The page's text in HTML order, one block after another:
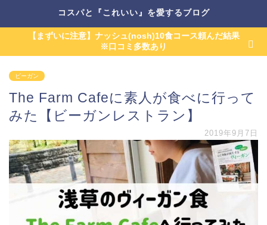
コスパと『これいい』を愛するブログ
【まずいに注意】ナッシュ(nosh)10食コース頼んだ結果
※口コミ多数あり
ビーガン
The Farm Cafeに素人が食べに行って
みた【ビーガンレストラン】
2019年9月7日